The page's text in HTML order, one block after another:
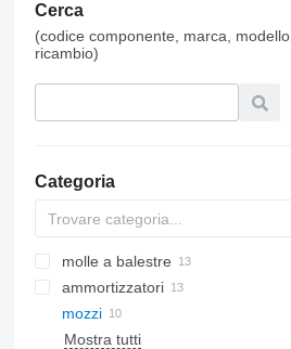
Cerca
(codice componente, marca, modello,
ricambio)
Categoria
molle a balestre
ammortizzatori
mozzi
Mostra tutti